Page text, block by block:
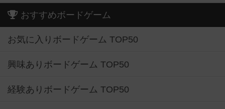
おすすめボードゲーム
お気に入りボードゲーム TOP50
興味ありボードゲーム TOP50
経験ありボードゲーム TOP50